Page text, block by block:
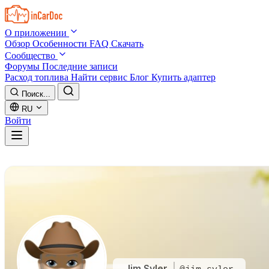
Skip to main content
О приложении
Обзор Особенности FAQ Скачать
Сообщество
Форумы Последние записи
Расход топлива Найти сервис Блог Купить адаптер
Поиск...
RU
Войти